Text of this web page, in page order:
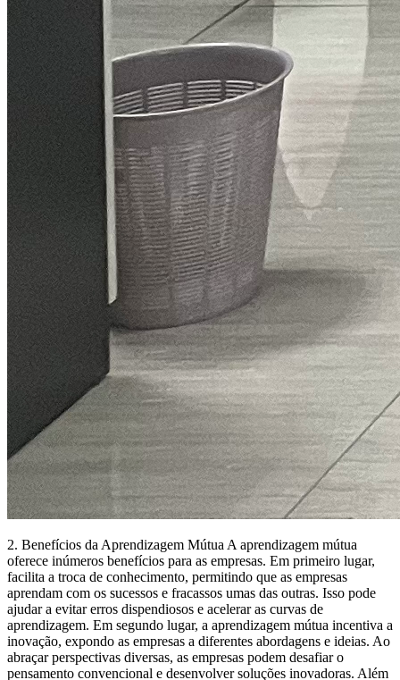
2. Benefícios da Aprendizagem Mútua A aprendizagem mútua
oferece inúmeros benefícios para as empresas. Em primeiro lugar,
facilita a troca de conhecimento, permitindo que as empresas
aprendam com os sucessos e fracassos umas das outras. Isso pode
ajudar a evitar erros dispendiosos e acelerar as curvas de
aprendizagem. Em segundo lugar, a aprendizagem mútua incentiva a
inovação, expondo as empresas a diferentes abordagens e ideias. Ao
abraçar perspectivas diversas, as empresas podem desafiar o
pensamento convencional e desenvolver soluções inovadoras. Além